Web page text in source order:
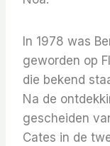
In 1978 was
geworden op
die bekend
Na de
gescheiden
Cates in de